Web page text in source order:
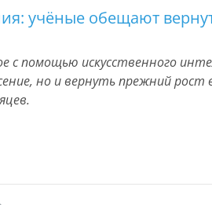
учёные обещают
с помощью искусственного
но и вернуть прежний